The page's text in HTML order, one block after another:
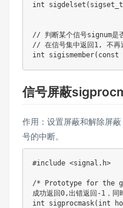
int
// 判断某个信号signum是
// 在信号集中返回1, 不再
信号屏蔽
作用：设置屏蔽和解除屏
号的中断。
#include <signal.h>
/* Prototype for the
成功返回0,出错返回-1，
int sigprocmask(int